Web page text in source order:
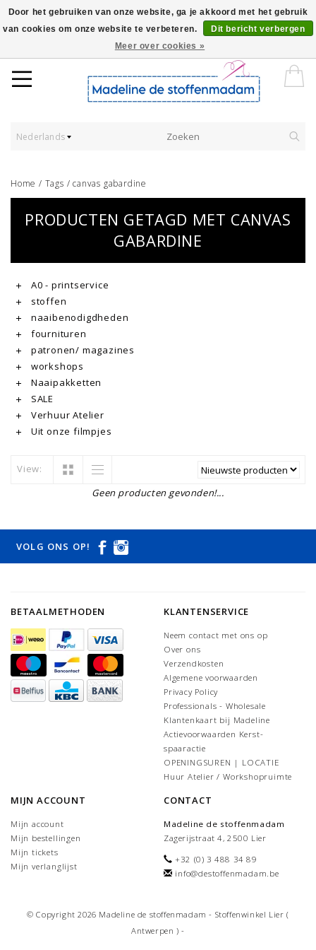
Worldwide Shipping - Onze stoffen worden verkocht per 10 cm.
Nederlands
Home / Tags /canvas gabardine
PRODUCTEN GETAGD MET CANVAS
GABARDINE
A0 - printservice
stoffen
naaibenodigdheden
fournituren
patronen/ magazines
workshops
Naaipakketten
SALE
Verhuur Atelier
Uit onze filmpjes
View:
Geen producten gevonden!...
VOLG ONS OP!
BETAALMETHODEN KLANTENSERVICE
Neem contact met ons op
Over ons
Verzendkosten
Algemene voorwaarden
Privacy Policy
Professionals - Wholesale
Klantenkaart bij Madeline
Actievoorwaarden Kerst-
spaaractie
OPENINGSUREN | LOCATIE
Huur Atelier / Workshopruimte
MIJN ACCOUNT
Mijn account
Mijn bestellingen
Mijn tickets
Mijn verlanglijst
CONTACT
Madeline de stoffenmadam
Zagerijstraat 4, 2500 Lier
+32 (0) 3 488 34 89
info@destoffenmadam.be
© Copyright 2026 Madeline de stoffenmadam - Stoffenwinkel Lier (
Antwerpen ) -
Door het gebruiken van onze website, ga je akkoord met het gebruik
van cookies om onze website te verbeteren.
Dit bericht verbergen
Meer over cookies »